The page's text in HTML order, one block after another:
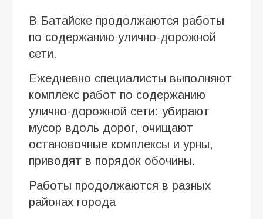
В Батайске продолжаются работы
по содержанию улично-дорожной
сети.
Ежедневно специалисты выполняют
комплекс работ по содержанию
улично-дорожной сети: убирают
мусор вдоль дорог, очищают
остановочные комплексы и урны,
приводят в порядок обочины.
Работы продолжаются в разных
районах города